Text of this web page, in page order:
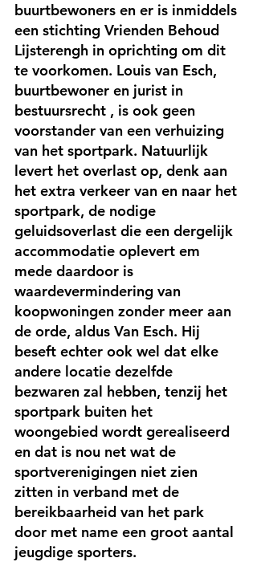
buurtbewoners en er is inmiddels
een stichting Vrienden Behoud
Lijsterengh in oprichting om dit
te voorkomen. Louis van Esch,
buurtbewoner en jurist in
bestuursrecht , is ook geen
voorstander van een verhuizing
van het sportpark. Natuurlijk
levert het overlast op, denk aan
het extra verkeer van en naar het
sportpark, de nodige
geluidsoverlast die een dergelijk
accommodatie oplevert em
mede daardoor is
waardevermindering van
koopwoningen zonder meer aan
de orde, aldus Van Esch. Hij
beseft echter ook wel dat elke
andere locatie dezelfde
bezwaren zal hebben, tenzij het
sportpark buiten het
woongebied wordt gerealiseerd
en dat is nou net wat de
sportverenigingen niet zien
zitten in verband met de
bereikbaarheid van het park
door met name een groot aantal
jeugdige sporters.